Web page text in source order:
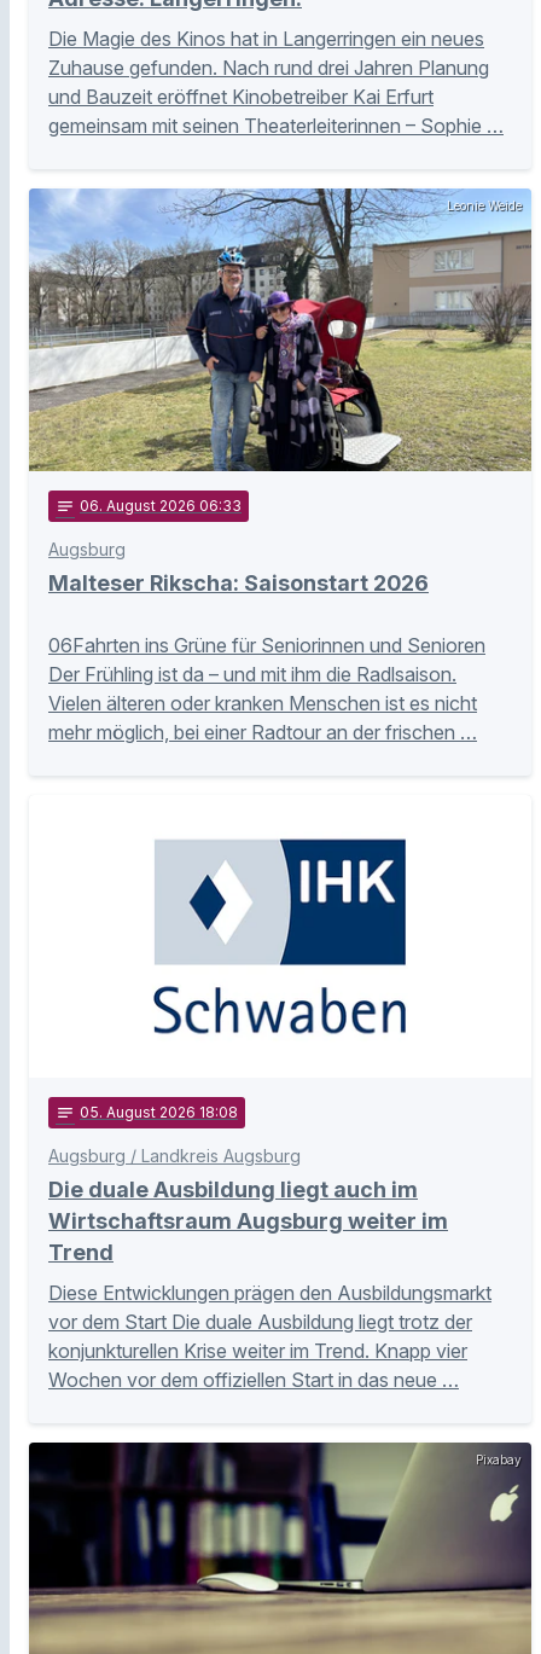
Die Magie des Kinos hat in Langerringen ein neues
Zuhause gefunden. Nach rund drei Jahren Planung
und Bauzeit eröffnet Kinobetreiber Kai Erfurt
gemeinsam mit seinen Theaterleiterinnen – Sophie …
Leonie Weide
notes 06. August 2026 06:33
Augsburg
Malteser Rikscha: Saisonstart 2026
06Fahrten ins Grüne für Seniorinnen und Senioren
Der Frühling ist da – und mit ihm die Radlsaison.
Vielen älteren oder kranken Menschen ist es nicht
mehr möglich, bei einer Radtour an der frischen …
notes 05. August 2026 18:08
Augsburg / Landkreis Augsburg
Die duale Ausbildung liegt auch im
Wirtschaftsraum Augsburg weiter im
Trend
Diese Entwicklungen prägen den Ausbildungsmarkt
vor dem Start Die duale Ausbildung liegt trotz der
konjunkturellen Krise weiter im Trend. Knapp vier
Wochen vor dem offiziellen Start in das neue …
Pixabay